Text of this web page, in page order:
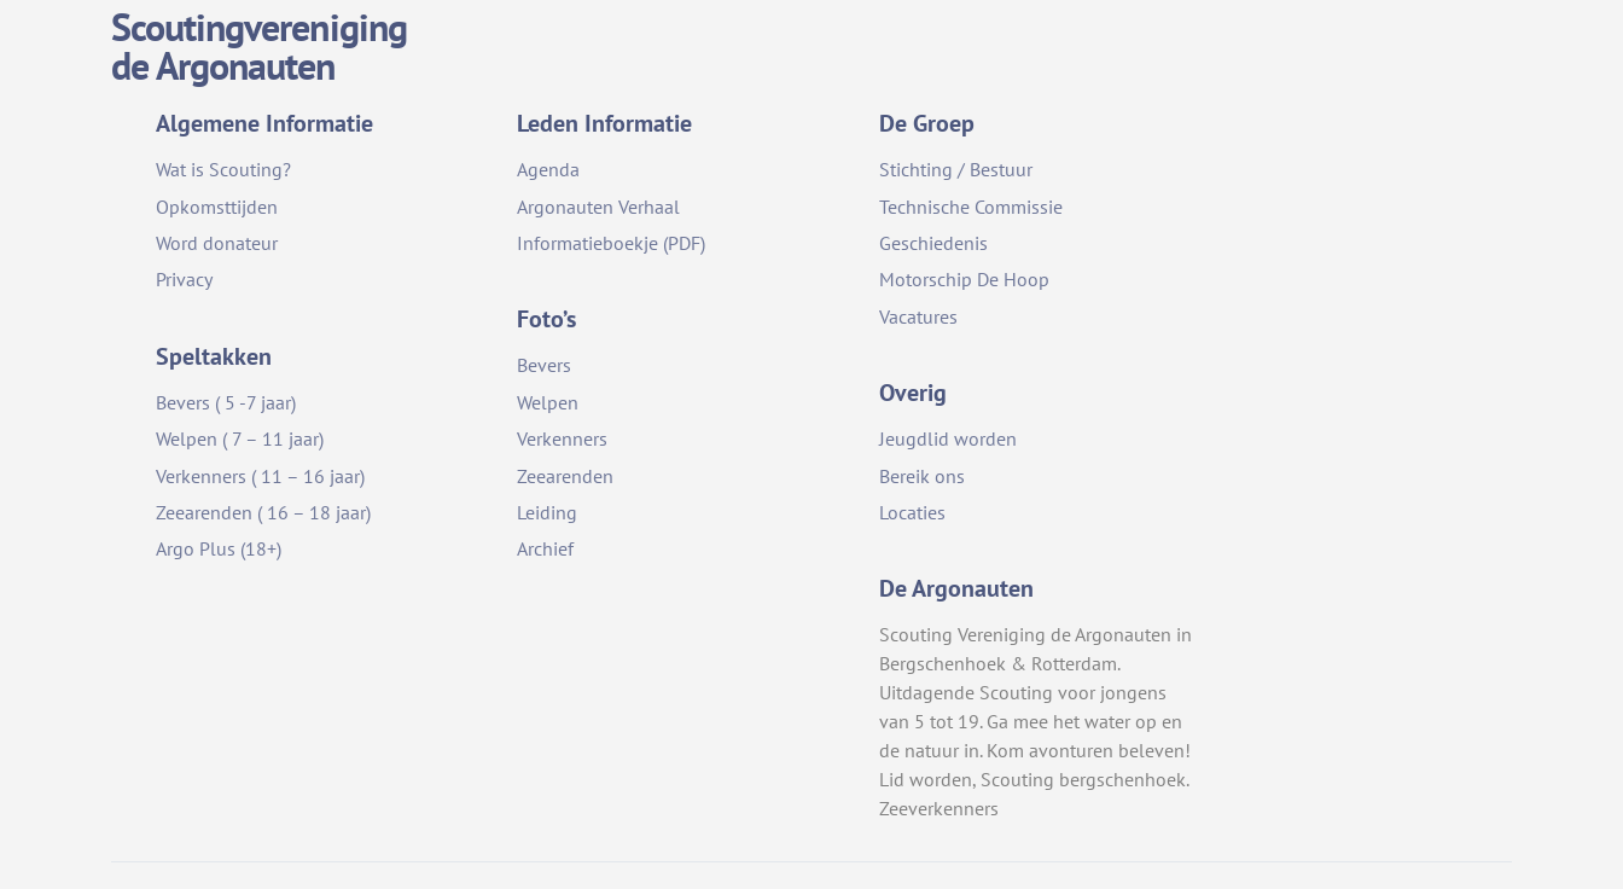
Scoutingvereniging
de Argonauten
Algemene Informatie
Wat is Scouting?
Opkomsttijden
Word donateur
Privacy
Speltakken
Bevers ( 5 -7 jaar)
Welpen ( 7 – 11 jaar)
Verkenners ( 11 – 16 jaar)
Zeearenden ( 16 – 18 jaar)
Argo Plus (18+)
Leden Informatie
Agenda
Argonauten Verhaal
Informatieboekje (PDF)
Foto’s
Bevers
Welpen
Verkenners
Zeearenden
Leiding
Archief
De Groep
Stichting / Bestuur
Technische Commissie
Geschiedenis
Motorschip De Hoop
Vacatures
Overig
Jeugdlid worden
Bereik ons
Locaties
De Argonauten
Scouting Vereniging de Argonauten in
Bergschenhoek & Rotterdam.
Uitdagende Scouting voor jongens
van 5 tot 19. Ga mee het water op en
de natuur in. Kom avonturen beleven!
Lid worden, Scouting bergschenhoek.
Zeeverkenners